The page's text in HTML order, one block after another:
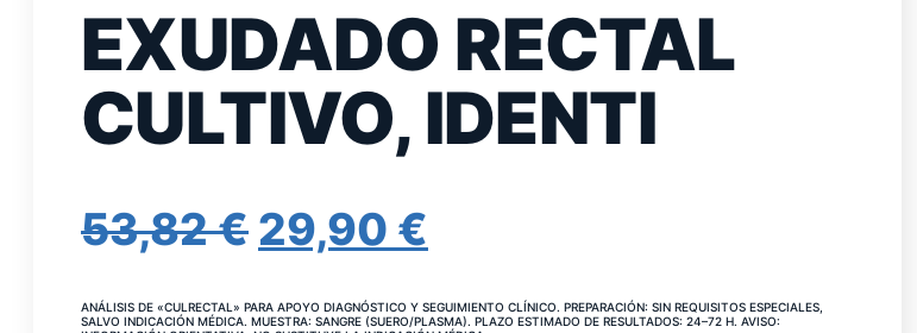
EXUDADO RECTAL
CULTIVO, IDENTI
53,82€ EL
29,90 €
ANÁLISIS DE «CULRECTAL» PARA APOYO DIAGNÓSTICO Y SEGUIMIENTO CLÍNICO. PREPARACIÓN: SIN REQUISITOS ESPECIALES,
SALVO INDICACIÓN MÉDICA. MUESTRA: SANGRE (SUERO/PLASMA). PLAZO ESTIMADO DE RESULTADOS: 24–72 H. AVISO: